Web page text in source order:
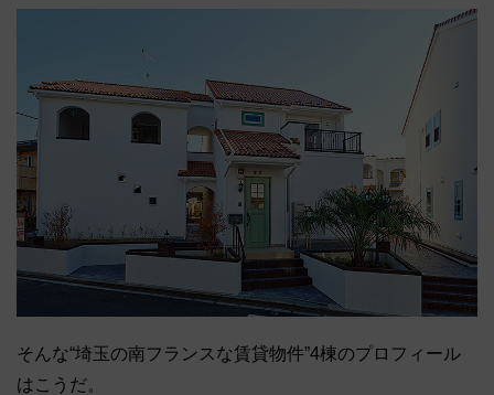
そんな“埼玉の南フランスな賃貸物件”4棟のプロフィール
はこうだ。